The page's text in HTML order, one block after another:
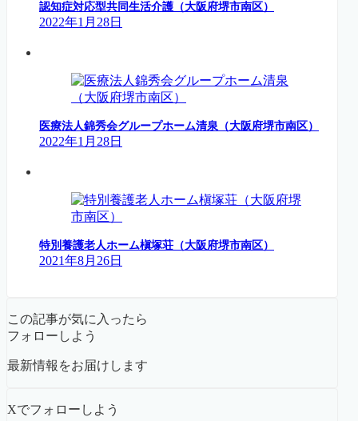
認知症対応型共同生活介護（大阪府堺市南区）
2022年1月28日
医療法人錦秀会グループホーム清泉（大阪府堺市南区）
2022年1月28日
特別養護老人ホーム槇塚荘（大阪府堺市南区）
2021年8月26日
この記事が気に入ったら
フォローしよう
最新情報をお届けします
Xでフォローしよう